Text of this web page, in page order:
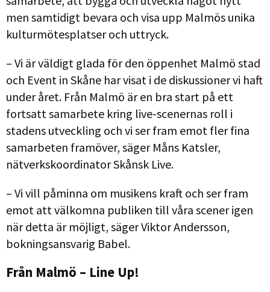
men samtidigt bevara och visa upp Malmös unika
kulturmötesplatser och uttryck.
– Vi är väldigt glada för den öppenhet Malmö stad
och Event in Skåne har visat i de diskussioner vi haft
under året. Från Malmö är en bra start på ett
fortsatt samarbete kring live-scenernas roll i
stadens utveckling och vi ser fram emot fler fina
samarbeten framöver, säger Måns Katsler,
nätverkskoordinator Skånsk Live.
– Vi vill påminna om musikens kraft och ser fram
emot att välkomna publiken till våra scener igen
när detta är möjligt, säger Viktor Andersson,
bokningsansvarig Babel.
Från Malmö – Line Up!